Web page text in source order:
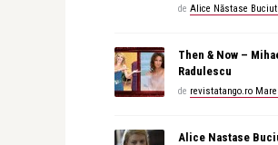
de Alice Năstase
Then & Now –
Radulescu
de revistatango.ro
Alice Nastase